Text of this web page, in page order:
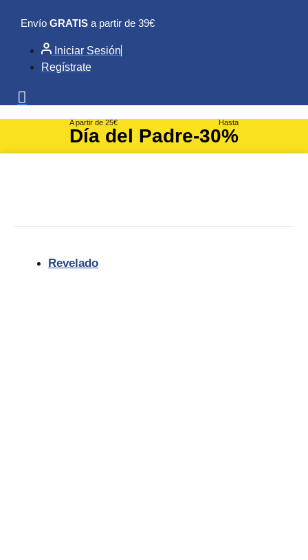
contenido
Envío GRATIS a partir de 39€
Iniciar Sesión
Regístrate
A partir de 25€
Día del Padre
Hasta
-30%
Revelado